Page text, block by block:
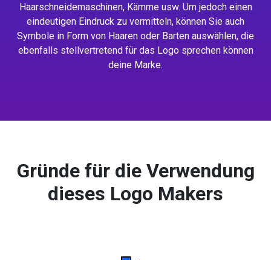
Haarschneidemaschinen, Kämme usw. Um jedoch einen
eindeutigen Eindruck zu vermitteln, können Sie auch
Symbole in Form von Haaren oder Barten auswählen, die
ebenfalls stellvertretend für das Logo sprechen können
deine Marke.
Gründe für die Verwendung
dieses Logo Makers